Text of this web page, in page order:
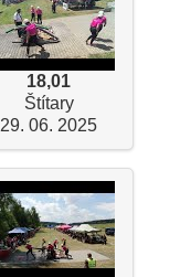
18,01
Štítary
29. 06. 2025